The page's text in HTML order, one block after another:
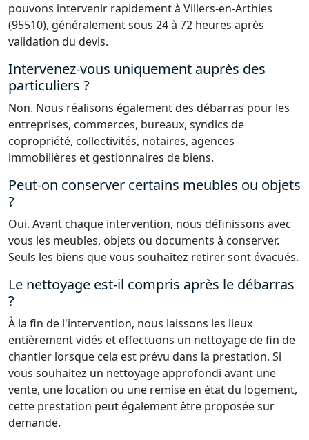
pouvons intervenir rapidement à Villers-en-Arthies
(95510), généralement sous 24 à 72 heures après
validation du devis.
Intervenez-vous uniquement auprès des
particuliers ?
Non. Nous réalisons également des débarras pour les
entreprises, commerces, bureaux, syndics de
copropriété, collectivités, notaires, agences
immobilières et gestionnaires de biens.
Peut-on conserver certains meubles ou objets
?
Oui. Avant chaque intervention, nous définissons avec
vous les meubles, objets ou documents à conserver.
Seuls les biens que vous souhaitez retirer sont évacués.
Le nettoyage est-il compris après le débarras
?
À la fin de l'intervention, nous laissons les lieux
entièrement vidés et effectuons un nettoyage de fin de
chantier lorsque cela est prévu dans la prestation. Si
vous souhaitez un nettoyage approfondi avant une
vente, une location ou une remise en état du logement,
cette prestation peut également être proposée sur
demande.